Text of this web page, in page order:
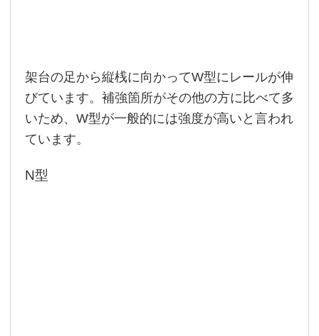
架台の足から縦桟に向かってW型にレールが伸
びています。補強箇所がその他の方に比べて多
いため、W型が一般的には強度が高いと言われ
ています。
N型